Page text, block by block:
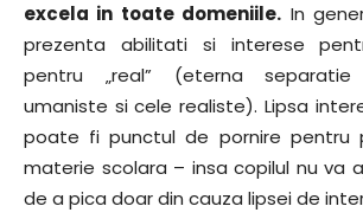
excela in toate domeniile. In
prezenta abilitati si interese
pentru „real” (eterna
umaniste si cele realiste). Lipsa
poate fi punctul de pornire pentru
materie scolara – insa copilul nu va
de a pica doar din cauza lipsei de